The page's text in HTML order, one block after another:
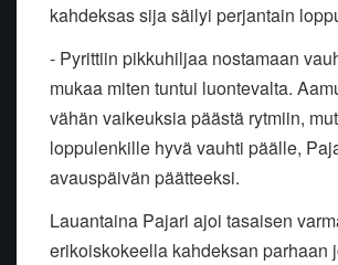
kahdeksas sija säilyi perjantain
- Pyrittiin pikkuhiljaa nostamaan
mukaa miten tuntui luontevalta.
vähän vaikeuksia päästä rytmiin,
loppulenkille hyvä vauhti päälle,
avauspäivän päätteeksi.
Lauantaina Pajari ajoi tasaisen
erikoiskokeella kahdeksan parhaan